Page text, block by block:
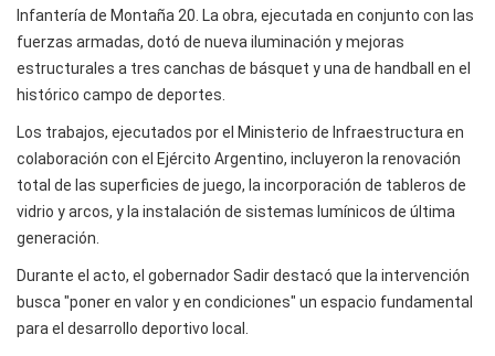
Infantería de Montaña 20. La obra, ejecutada en conjunto con las
fuerzas armadas, dotó de nueva iluminación y mejoras
estructurales a tres canchas de básquet y una de handball en el
histórico campo de deportes.
Los trabajos, ejecutados por el Ministerio de Infraestructura en
colaboración con el Ejército Argentino, incluyeron la renovación
total de las superficies de juego, la incorporación de tableros de
vidrio y arcos, y la instalación de sistemas lumínicos de última
generación.
Durante el acto, el gobernador Sadir destacó que la intervención
busca "poner en valor y en condiciones" un espacio fundamental
para el desarrollo deportivo local.